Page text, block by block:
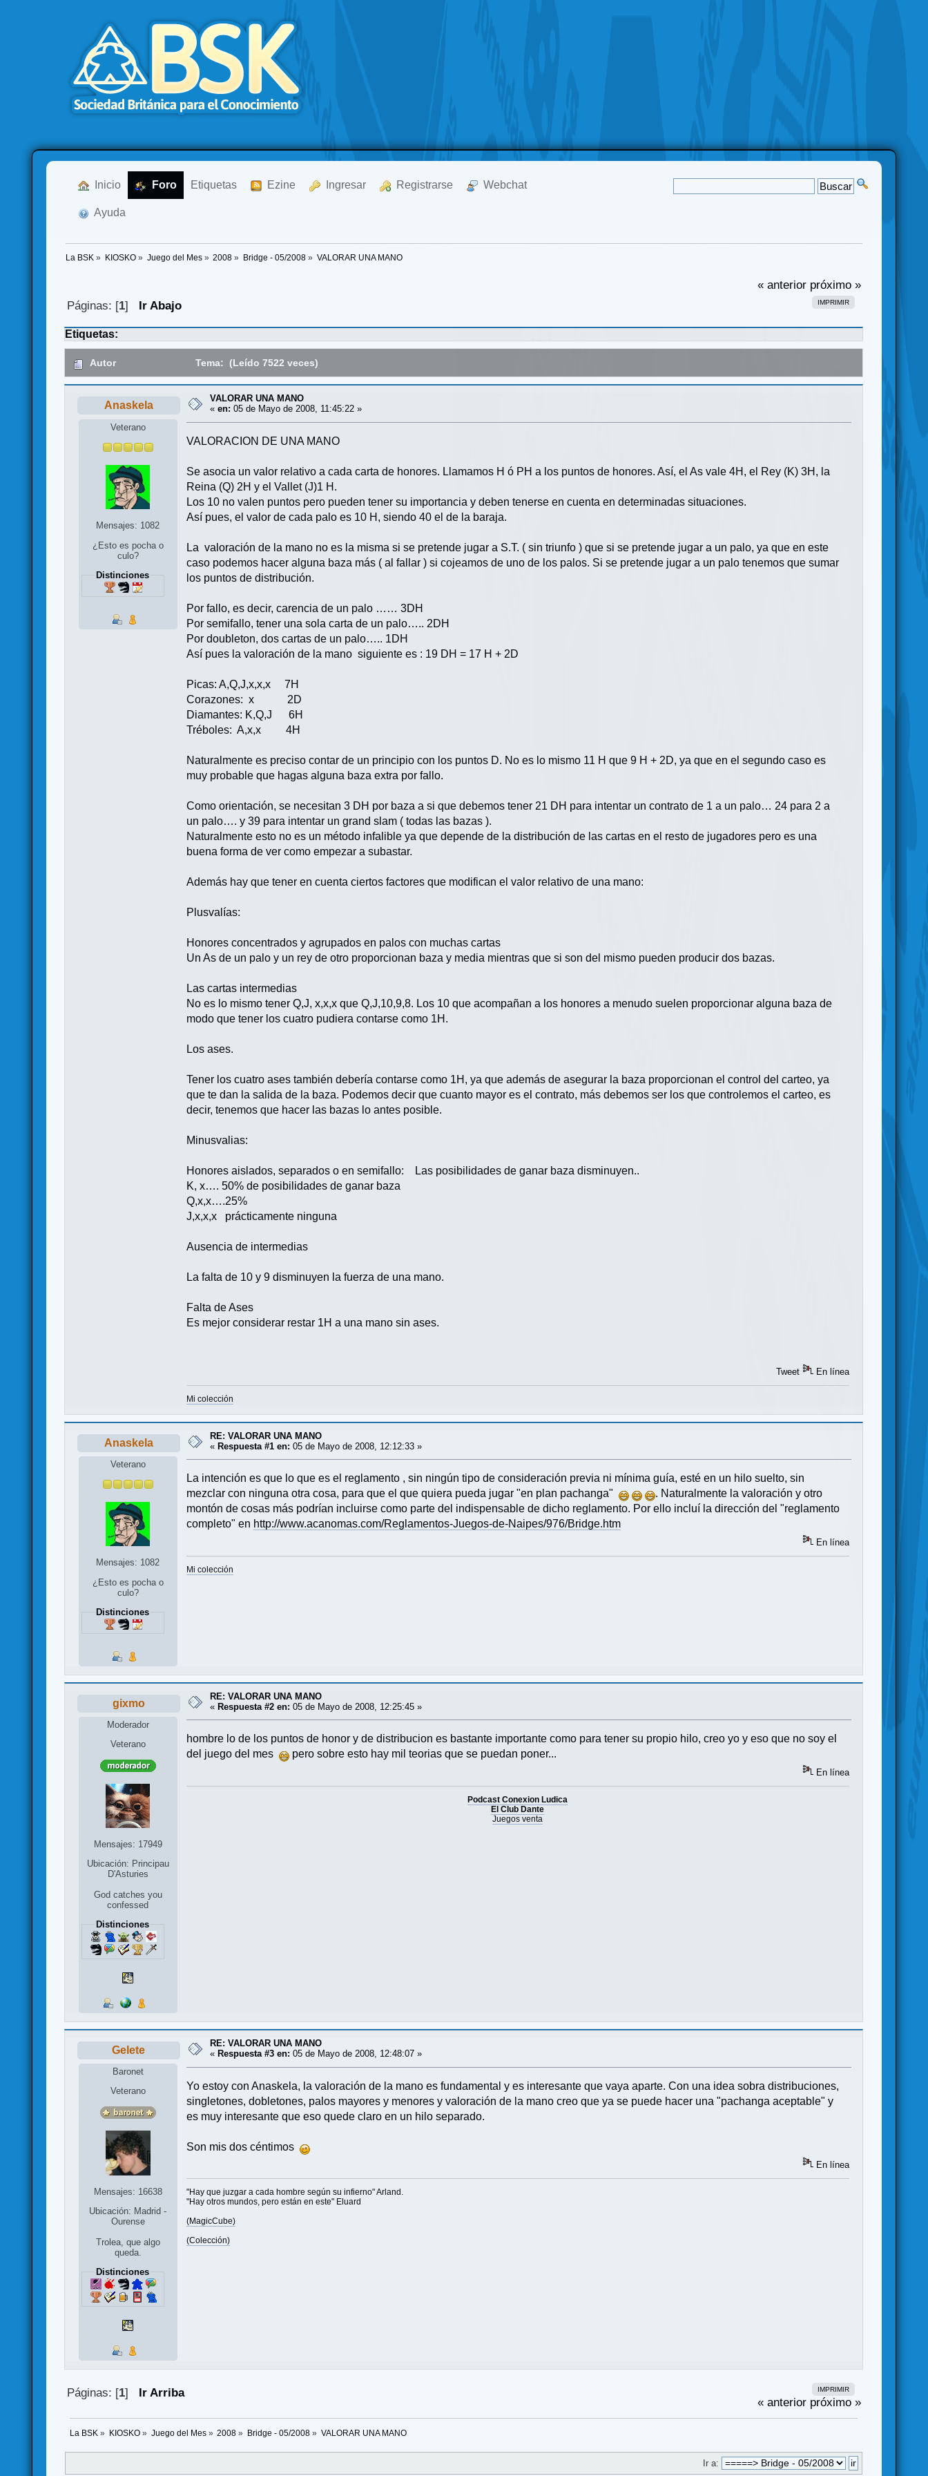
Inicio Foro Etiquetas Ezine Ingresar Registrarse Webchat
Ayuda
La BSK » KIOSKO» Juego del Mes» 2008 » Bridge - 05/2008 » VALORAR UNA MANO
« anterior próximo »
IMPRIMIR
Páginas: [1] Ir Abajo
Etiquetas:
Autor Tema: (Leído 7522 veces)
Anaskela
Veterano
Mensajes: 1082
¿Esto es pocha o
culo?
Distinciones
VALORAR UNA MANO
«en: 05 de Mayo de 2008, 11:45:22 »
VALORACION DE UNA MANO
Se asocia un valor relativo a cada carta de honores. Llamamos H ó PH a los puntos de honores. Así, el As vale 4H, el Rey (K) 3H, la
Reina (Q) 2H y el Vallet (J)1 H.
Los 10 no valen puntos pero pueden tener su importancia y deben tenerse en cuenta en determinadas situaciones.
Así pues, el valor de cada palo es 10 H, siendo 40 el de la baraja.
La valoración de la mano no es la misma si se pretende jugar a S.T. ( sin triunfo ) que si se pretende jugar a un palo, ya que en este
caso podemos hacer alguna baza más ( al fallar ) si cojeamos de uno de los palos. Si se pretende jugar a un palo tenemos que sumar
los puntos de distribución.
Por fallo, es decir, carencia de un palo …… 3DH
Por semifallo, tener una sola carta de un palo….. 2DH
Por doubleton, dos cartas de un palo….. 1DH
Así pues la valoración de la mano siguiente es : 19 DH = 17 H + 2D
Picas: A,Q,J,x,x,x 7H
Corazones: x 2D
Diamantes: K,Q,J 6H
Tréboles: A,x,x 4H
Naturalmente es preciso contar de un principio con los puntos D. No es lo mismo 11 H que 9 H + 2D, ya que en el segundo caso es
muy probable que hagas alguna baza extra por fallo.
Como orientación, se necesitan 3 DH por baza a si que debemos tener 21 DH para intentar un contrato de 1 a un palo… 24 para 2 a
un palo…. y 39 para intentar un grand slam ( todas las bazas ).
Naturalmente esto no es un método infalible ya que depende de la distribución de las cartas en el resto de jugadores pero es una
buena forma de ver como empezar a subastar.
Además hay que tener en cuenta ciertos factores que modifican el valor relativo de una mano:
Plusvalías:
Honores concentrados y agrupados en palos con muchas cartas
Un As de un palo y un rey de otro proporcionan baza y media mientras que si son del mismo pueden producir dos bazas.
Las cartas intermedias
No es lo mismo tener Q,J, x,x,x que Q,J,10,9,8. Los 10 que acompañan a los honores a menudo suelen proporcionar alguna baza de
modo que tener los cuatro pudiera contarse como 1H.
Los ases.
Tener los cuatro ases también debería contarse como 1H, ya que además de asegurar la baza proporcionan el control del carteo, ya
que te dan la salida de la baza. Podemos decir que cuanto mayor es el contrato, más debemos ser los que controlemos el carteo, es
decir, tenemos que hacer las bazas lo antes posible.
Minusvalias:
Honores aislados, separados o en semifallo: Las posibilidades de ganar baza disminuyen..
K, x…. 50% de posibilidades de ganar baza
Q,x,x….25%
J,x,x,x prácticamente ninguna
Ausencia de intermedias
La falta de 10 y 9 disminuyen la fuerza de una mano.
Falta de Ases
Es mejor considerar restar 1H a una mano sin ases.
Tweet En línea
Mi colección
Anaskela
Veterano
Mensajes: 1082
¿Esto es pocha o
culo?
Distinciones
RE: VALORAR UNA MANO
«Respuesta #1 en: 05 de Mayo de 2008, 12:12:33 »
La intención es que lo que es el reglamento , sin ningún tipo de consideración previa ni mínima guía, esté en un hilo suelto, sin
mezclar con ninguna otra cosa, para que el que quiera pueda jugar "en plan pachanga"
. Naturalmente la valoración y otro
montón de cosas más podrían incluirse como parte del indispensable de dicho reglamento. Por ello incluí la dirección del "reglamento
completo" en http://www.acanomas.com/Reglamentos-Juegos-de-Naipes/976/Bridge.htm
En línea
Mi colección
gixmo
Moderador
Veterano
Mensajes: 17949
Ubicación: Principau
D'Asturies
God catches you
confessed
Distinciones
RE: VALORAR UNA MANO
« Respuesta #2 en: 05 de Mayo de 2008, 12:25:45 »
hombre lo de los puntos de honor y de distribucion es bastante importante como para tener su propio hilo, creo yo y eso que no soy el
del juego del mes
pero sobre esto hay mil teorias que se puedan poner...
En línea
Podcast Conexion Ludica
El Club Dante
Juegos venta
Gelete
Baronet
Veterano
Mensajes: 16638
Ubicación: Madrid -
Ourense
Trolea, que algo
queda.
Distinciones
RE: VALORAR UNA MANO
« Respuesta #3 en: 05 de Mayo de 2008, 12:48:07 »
Yo estoy con Anaskela, la valoración de la mano es fundamental y es interesante que vaya aparte. Con una idea sobra distribuciones,
singletones, dobletones, palos mayores y menores y valoración de la mano creo que ya se puede hacer una "pachanga aceptable" y
es muy interesante que eso quede claro en un hilo separado.
Son mis dos céntimos
En línea
"Hay que juzgar a cada hombre según su infierno" Arland.
"Hay otros mundos, pero están en este" Eluard
(MagicCube)
(Colección)
IMPRIMIR
Páginas: [1] Ir Arriba
« anterior próximo »
La BSK » KIOSKO» Juego del Mes» 2008 » Bridge - 05/2008 » VALORAR UNA MANO
Ir a: